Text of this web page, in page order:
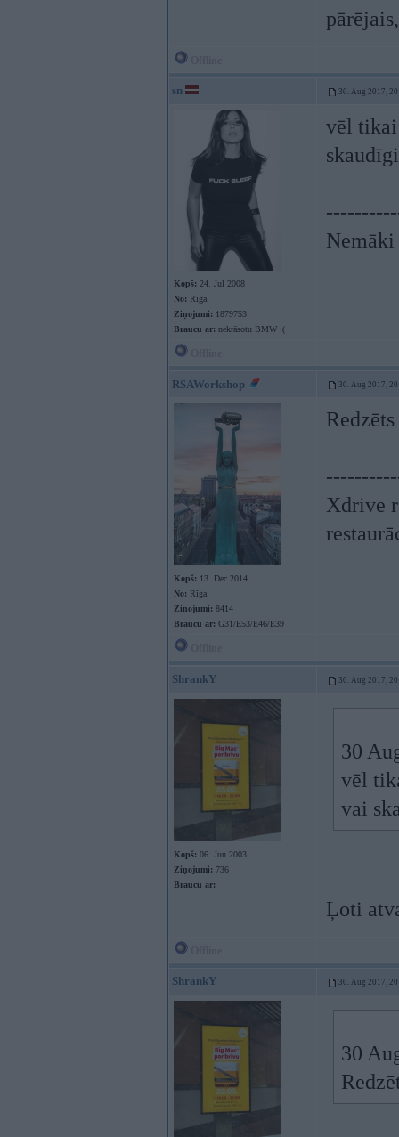
sn 30. Aug 2017,
Kopš: 24. Jul 2008
No: Rīga
Ziņojumi: 1879753
Braucu ar: nekrāsotu BMW :(
vēl tikai
RSAWorkshop 30. Aug 2017,
Kopš: 13. Dec 2014
No: Rīga
Ziņojumi: 8414
Braucu ar: G31/E53/E46/E39
Xdrive
ShrankY 30. Aug 2017,
Kopš: 06. Jun 2003
Ziņojumi: 736
Braucu ar:
30
vēl
vai
Ļoti
ShrankY 30. Aug 2017,
30